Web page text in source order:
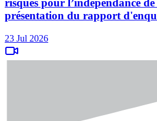
risques pour l’indépendance
présentation du rapport
23 Jul 2026